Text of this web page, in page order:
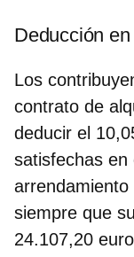
Deducción
Los
contrato de
deducir el
satisfechas en
arrendamiento
siempre que
24.107,20